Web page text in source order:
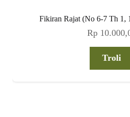
Fikiran Rajat (No 6-7 Th 1,
Rp
Troli